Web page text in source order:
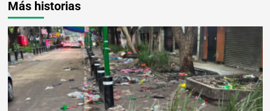
Más historias